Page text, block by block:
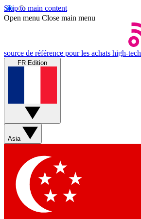
Skip to main content
Open menu Close main menu
source de référence pour les achats high-tech
FR Edition
Asia